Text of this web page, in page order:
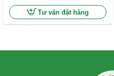
Tư vấn đặt hàng